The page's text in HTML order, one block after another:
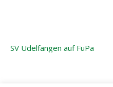
SV Udelfangen auf FuPa